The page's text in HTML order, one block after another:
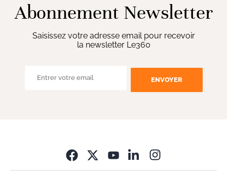
Abonnement Newsletter
Saisissez votre adresse email pour recevoir
la newsletter Le360
ENVOYER